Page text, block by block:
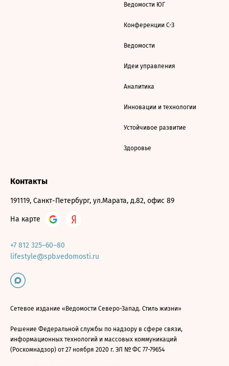
Ведомости ЮГ
Конференции С-З
Ведомости
Идеи управления
Аналитика
Инновации и технологии
Устойчивое развитие
Здоровье
Контакты
191119, Санкт-Петербург, ул.Марата, д.82, офис 89
На карте
+7 812 325–60–80
lifestyle@spb.vedomosti.ru
Сетевое издание «Ведомости Северо-Запад. Стиль жизни»
Решение Федеральной службы по надзору в сфере связи,
информационных технологий и массовых коммуникаций
(Роскомнадзор) от 27 ноября 2020 г. ЭЛ № ФС 77-79654